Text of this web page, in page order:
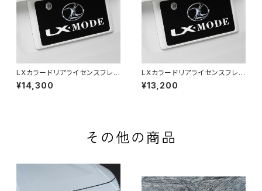
LXカラードリアライセンスフレ
ーム (塗装済)
¥14,300
LXカラードリアライセンスフレ
ーム (未塗装品)
¥13,200
その他の商品